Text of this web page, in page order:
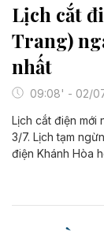
Lịch cắt
Trang)
nhất
09:08' - 02/
Lịch cắt điện mới
3/7. Lịch tạm
điện Khánh Hòa